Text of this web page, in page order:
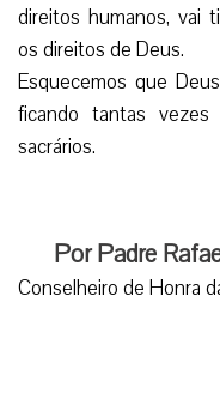
direitos humanos, vai
os direitos de Deus.
Esquecemos que
ficando tantas
sacrários.
Por Padre
Conselheiro de Honra